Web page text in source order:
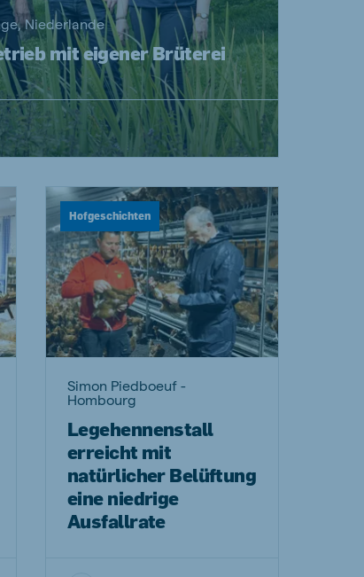
Niederlande
mit eigener Brüterei
Hofgeschichten
Simon Piedboeuf -
Hombourg
Legehennenstall
erreicht mit
natürlicher Belüftung
eine niedrige
Ausfallrate